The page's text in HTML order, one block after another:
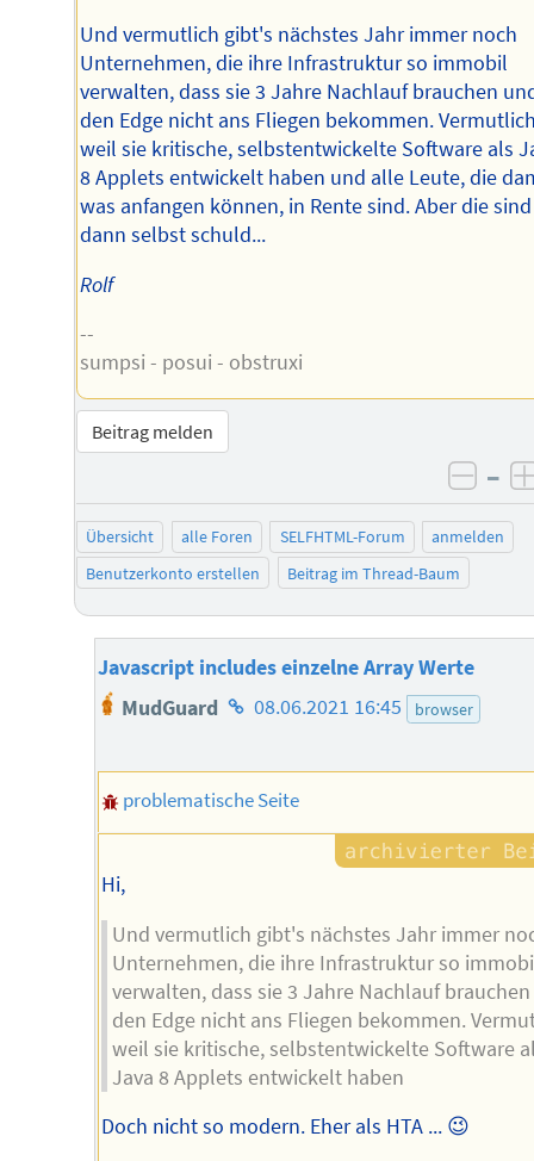
Und vermutlich gibt's nächstes Jahr immer noch
Unternehmen, die ihre Infrastruktur so immobil
verwalten, dass sie 3 Jahre Nachlauf brauchen
den Edge nicht ans Fliegen bekommen.
weil sie kritische, selbstentwickelte Software als
8 Applets entwickelt haben und alle Leute, die
was anfangen können, in Rente sind. Aber die sind
dann selbst schuld...
Rolf
--
sumpsi - posui - obstruxi
Beitrag melden
–
Übersicht alle Foren SELFHTML-Forum
anmelden
Benutzerkonto erstellen
Beitrag im Thread-Baum
Javascript includes einzelne Array Werte
MudGuard Homepage
Autors
08.06.2021 16:45 browser
problematische Seite
Hi,
Und vermutlich gibt's nächstes Jahr immer
Unternehmen, die ihre Infrastruktur so
verwalten, dass sie 3 Jahre Nachlauf
den Edge nicht ans Fliegen bekommen.
weil sie kritische, selbstentwickelte Software
Java 8 Applets entwickelt haben
Doch nicht so modern. Eher als HTA ... 😉